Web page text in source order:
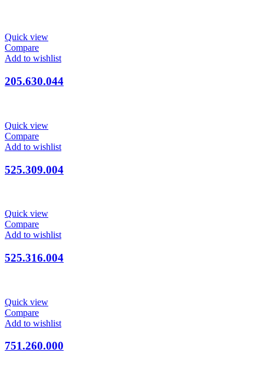
Quick view
Compare
Add to wishlist
205.630.044
Quick view
Compare
Add to wishlist
525.309.004
Quick view
Compare
Add to wishlist
525.316.004
Quick view
Compare
Add to wishlist
751.260.000